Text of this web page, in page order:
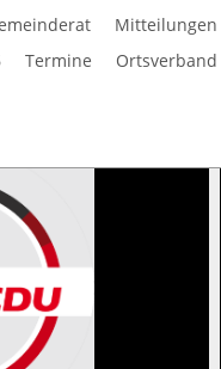
Mitteilungen
Ortsverband
Termine